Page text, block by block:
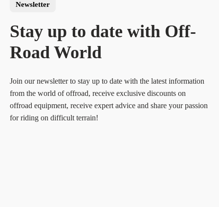
Newsletter
Stay up to date with Off-
Road World
Join our newsletter to stay up to date with the latest information
from the world of offroad, receive exclusive discounts on
offroad equipment, receive expert advice and share your passion
for riding on difficult terrain!